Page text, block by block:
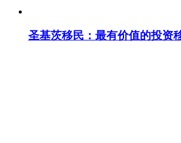
圣基茨移民：最有价值的投资